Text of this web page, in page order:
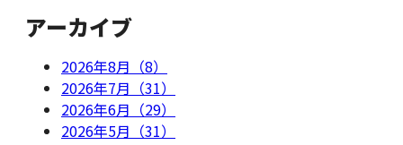
アーカイブ
2026年8月（8）
2026年7月（31）
2026年6月（29）
2026年5月（31）